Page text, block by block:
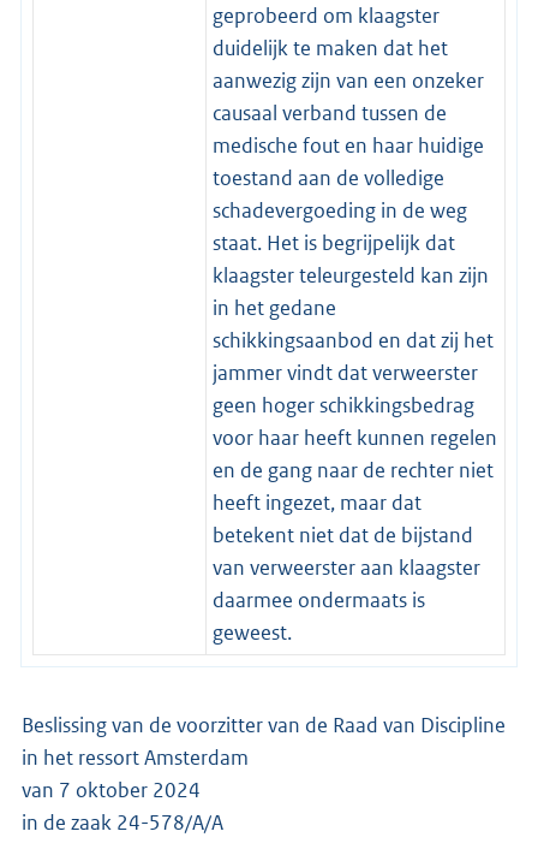
geprobeerd om klaagster
duidelijk te maken dat het
aanwezig zijn van een onzeker
causaal verband tussen de
medische fout en haar huidige
toestand aan de volledige
schadevergoeding in de weg
staat. Het is begrijpelijk dat
klaagster teleurgesteld kan zijn
in het gedane
schikkingsaanbod en dat zij het
jammer vindt dat verweerster
geen hoger schikkingsbedrag
voor haar heeft kunnen regelen
en de gang naar de rechter niet
heeft ingezet, maar dat
betekent niet dat de bijstand
van verweerster aan klaagster
daarmee ondermaats is
geweest.
Beslissing van de voorzitter van de Raad van Discipline
in het ressort Amsterdam
van 7 oktober 2024
in de zaak 24-578/A/A